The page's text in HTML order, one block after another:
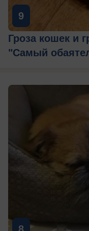
9
Гроза кошек и
"Самый